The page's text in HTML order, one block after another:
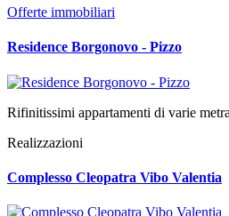
Offerte immobiliari
Residence Borgonovo - Pizzo
Rifinitissimi appartamenti di varie
Realizzazioni
Complesso Cleopatra Vibo Valentia